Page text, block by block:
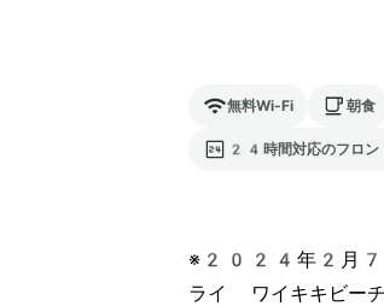
無料Wi-Fi 朝食
24時間対応のフロン
※2024年2月7日か
ライ ワイキキビーチ